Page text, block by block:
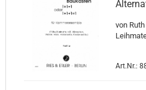
von
Art.Nr.: